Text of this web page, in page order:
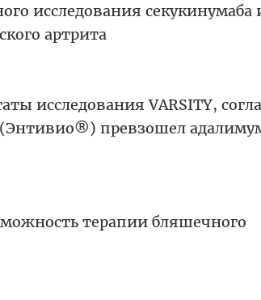
исследования секукинумаба
артрита
исследования VARSITY,
превзошел
терапии бляшечного